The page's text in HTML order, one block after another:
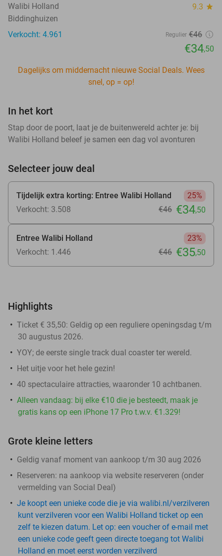
Walibi Holland 9.3 star
Biddinghuizen
Verkocht: 4.961
Regulier €46
€34,50
Dagelijks om middernacht nieuwe Social Deals. Wees
snel, op = op!
In het kort
Stap door de poort, laat je de buitenwereld achter je: bij
Walibi Holland beleef je samen een dag vol avonturen
Selecteer jouw deal
Tijdelijk extra korting: Entree Walibi Holland
25%
Verkocht: 3.508
€46 €34,50
Entree Walibi Holland
23%
Verkocht: 1.446
€46 €35,50
Highlights
Ticket € 35,50: Geldig op een reguliere openingsdag t/m
30 augustus 2026.
YOY; de eerste single track dual coaster ter wereld.
Het uitje voor het hele gezin!
40 spectaculaire attracties, waaronder 10 achtbanen.
Alleen vandaag: bij elke €10 die je besteedt, maak je
gratis kans op een iPhone 17 Pro t.w.v. €1.329!
Grote kleine letters
Geldig vanaf moment van aankoop t/m 30 aug 2026
Reserveren: na aankoop via website reserveren (onder
vermelding van Social Deal)
Je koopt een unieke code die je via walibi.nl/verzilveren
kunt verzilveren voor een Walibi Holland ticket op een
zelf te kiezen datum. Let op: een voucher of e-mail met
een unieke code geeft geen directe toegang tot Walibi
Holland en moet eerst worden verzilverd